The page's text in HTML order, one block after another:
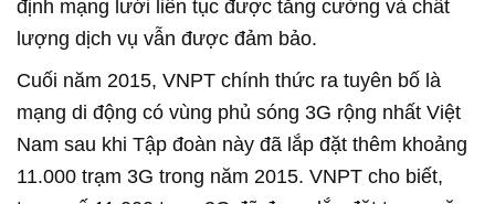
định mạng lưới liên tục được tăng cường và chất
lượng dịch vụ vẫn được đảm bảo.
Cuối năm 2015, VNPT chính thức ra tuyên bố là
mạng di động có vùng phủ sóng 3G rộng nhất Việt
Nam sau khi Tập đoàn này đã lắp đặt thêm khoảng
11.000 trạm 3G trong năm 2015. VNPT cho biết,